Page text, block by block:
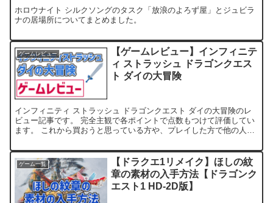
ホロウナイト シルクソングのタスク「放浪のよろず屋」とジュビラ
ナの居場所についてまとめました。
ゲームレビュー
【ゲームレビュー】インフィニテ
ィ ストラッシュ ドラゴンクエス
ト ダイの大冒険
インフィニティ ストラッシュ ドラゴンクエスト ダイの大冒険のレ
ビュー記事です。 完全主観で各ポイントで点数もつけて評価してい
ます。 これから買おうと思っている方や、プレイした方で他の人の
ゲーム一覧
【ドラクエ1リメイク】ほしの紋
章の素材の入手方法【ドラゴンク
エスト1 HD-2D版】